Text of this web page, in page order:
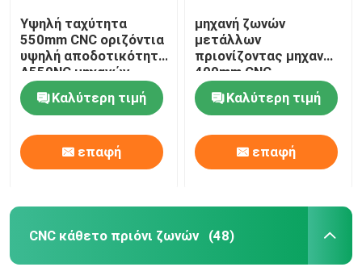
Υψηλή ταχύτητα
550mm CNC οριζόντια
υψηλή αποδοτικότητα
A550NC μηχανών
πριονιών ζωνών
Καλύτερη τιμή
επαφή
μηχανή ζωνών
μετάλλων
πριονίζοντας μηχανών
400mm CNC
πριονίζοντας πλήρως
αυτόματηΚαλύτερη τιμή
επαφή
CNC κάθετο πριόνι ζωνών (48)